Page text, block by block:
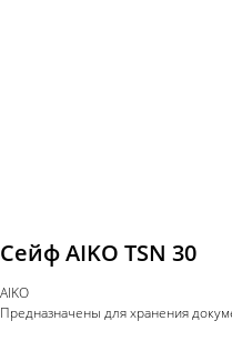
Сейф AIKO TSN 30
AIKO
Предназначены для хранения